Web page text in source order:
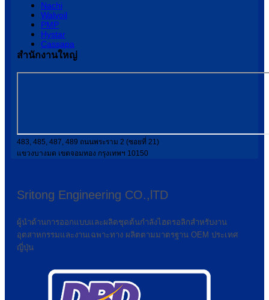
Nachi
Walvoil
PMP
Hystar
Cassapa
สำนักงานใหญ่
483, 485, 487, 489 ถนนพระราม 2 (ซอยที่ 21)
แขวงบางมด เขตจอมทอง กรุงเทพฯ 10150
Sritong Engineering CO.,lTD
ผู้นำด้านการออกแบบและผลิตชุดต้นกำลังไฮดรอลิกสำหรับงาน
อุตสาหกรรมและงานเฉพาะทาง ผลิตตามมาตรฐาน OEM ประเทศ
ญี่ปุ่น